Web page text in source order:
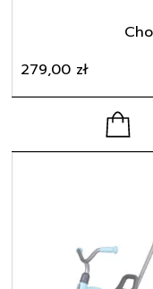
279,00 zł
wariantów.